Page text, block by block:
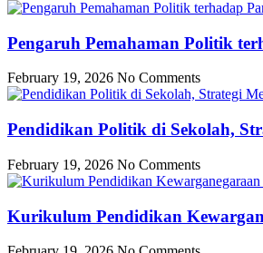
Pengaruh Pemahaman Politik
February 19, 2026 No Comments
Pendidikan Politik di Sekolah,
February 19, 2026 No Comments
Kurikulum Pendidikan